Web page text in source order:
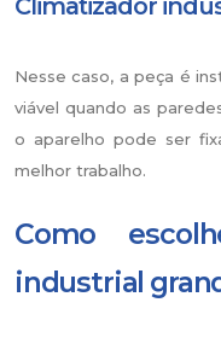
Nesse caso, a peça é
viável quando as
o aparelho pode ser
melhor trabalho.
Como
industrial